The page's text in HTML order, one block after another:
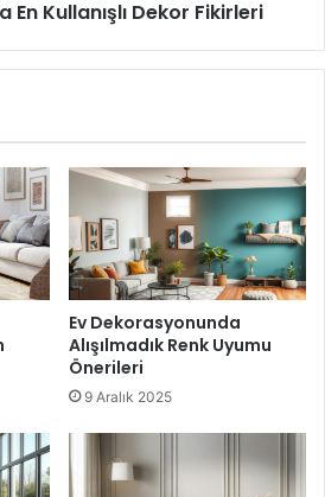
ve ferah ortamlar tasarlamak
ortamlar oluşturmak
ortamlar tasarlamak
ortamlar oluşturmak
En Kullanışlı Dekor Fikirleri
Ev Dekorasyonunda
Alışılmadık Renk Uyumu
Önerileri
9 Aralık 2025